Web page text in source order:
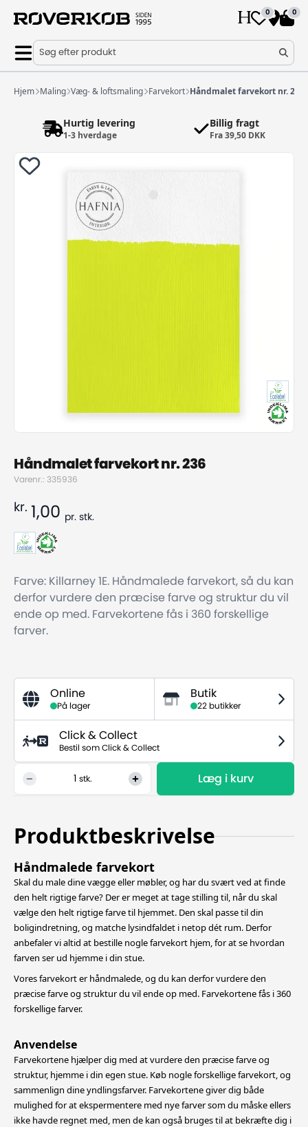
0 0
Søg efter produkt
Hjem Maling Væg- & loftsmaling Farvekort Håndmalet farvekort nr. 236
Hurtig levering
1-3 hverdage
Billig fragt
Fra 39,50 DKK
Håndmalet farvekort nr. 236
Varenr.: 335936
kr. 1,00 pr. stk.
Farve: Killarney 1E. Håndmalede farvekort, så du kan
derfor vurdere den præcise farve og struktur du vil
ende op med. Farvekortene fås i 360 forskellige
farver.
Online
På lager
Butik
22 butikker
Click & Collect
Bestil som Click & Collect
stk. Læg i kurv
Produktbeskrivelse
Håndmalede farvekort
Skal du male dine vægge eller møbler, og har du svært ved at finde
den helt rigtige farve? Der er meget at tage stilling til, når du skal
vælge den helt rigtige farve til hjemmet. Den skal passe til din
boligindretning,og matche lysindfaldet i netop dét rum. Derfor
anbefaler vi altid at bestille nogle farvekort hjem, for at se hvordan
farven ser ud hjemme i din stue.
Vores farvekort er håndmalede, og du kan derfor vurdere den
præcise farve og struktur du vil ende op med. Farvekortene fås i 360
forskellige farver.
Anvendelse
Farvekortene hjælper dig med at vurdere den præcise farve og
struktur, hjemme i din egen stue. Køb nogle forskellige farvekort, og
sammenlign dine yndlingsfarver. Farvekortene giver dig både
mulighed for atekspermentere med nye farver som du måske ellers
ikke havde regnet med, men de kan også bruges til at bekræfte dig i